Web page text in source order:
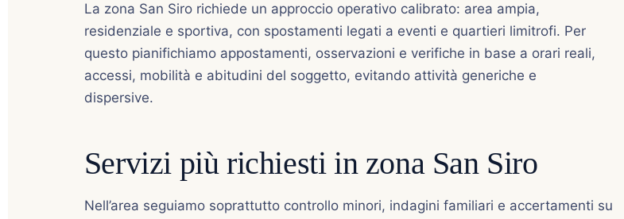
La zona San Siro richiede un approccio operativo calibrato: area ampia,
residenziale e sportiva, con spostamenti legati a eventi e quartieri limitrofi. Per
questo pianifichiamo appostamenti, osservazioni e verifiche in base a orari reali,
accessi, mobilità e abitudini del soggetto, evitando attività generiche e
dispersive.
Servizi più richiesti in zona San Siro
Nell’area seguiamo soprattutto controllo minori, indagini familiari e accertamenti su